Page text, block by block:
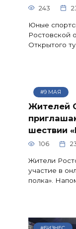
243
Юные
Ростовской
Открытого
#9 МАЯ
Жителей
шествии
106
Жители
участие в
полка».